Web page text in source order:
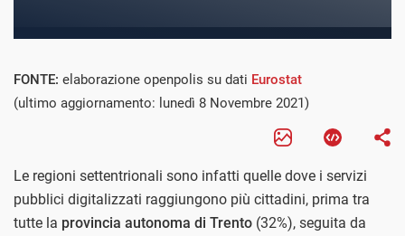
FONTE: elaborazione openpolis su dati Eurostat
(ultimo aggiornamento: lunedì 8 Novembre 2021)
Le regioni settentrionali sono infatti quelle dove i servizi
pubblici digitalizzati raggiungono più cittadini, prima tra
tutte la provincia autonoma di Trento (32%), seguita da